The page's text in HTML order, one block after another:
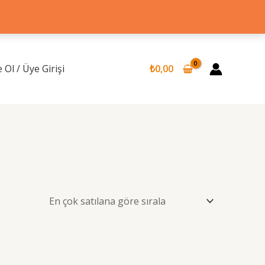
Ol / Üye Girişi ₺0,00